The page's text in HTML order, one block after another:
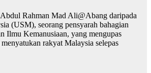
Rahman Mad Ali@Abang daripada
(USM), seorang pensyarah bahagian
Ilmu Kemanusiaan, yang mengupas
rakyat Malaysia selepas